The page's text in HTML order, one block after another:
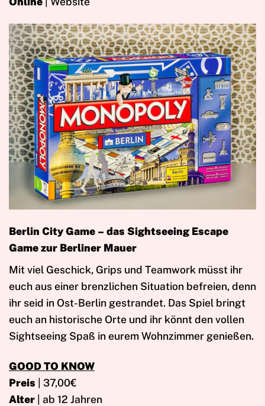
Berlin City Game – das Sightseeing Escape
Game zur Berliner Mauer
Mit viel Geschick, Grips und Teamwork müsst ihr
euch aus einer brenzlichen Situation befreien, denn
ihr seid in Ost-Berlin gestrandet. Das Spiel bringt
euch an historische Orte und ihr könnt den vollen
Sightseeing Spaß in eurem Wohnzimmer genießen.
GOOD TO KNOW
Preis | 37,00€
Alter | ab 12 Jahren